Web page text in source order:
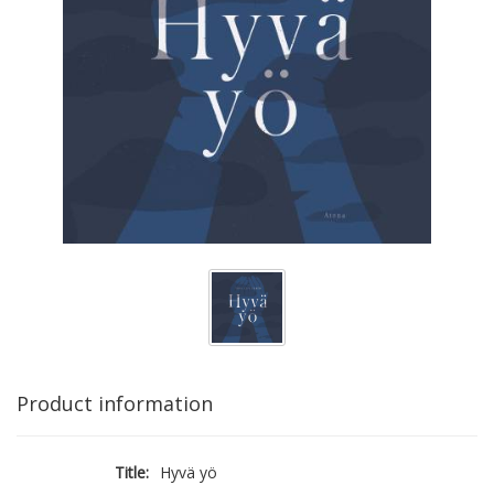
Product information
Title: Hyvä yö